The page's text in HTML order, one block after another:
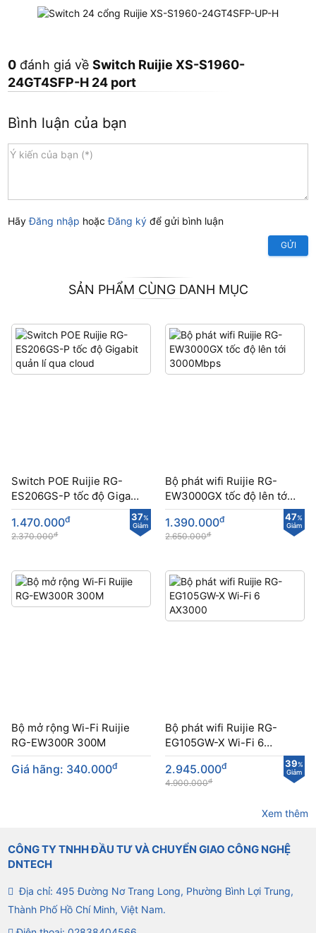
0 đánh giá vềSwitch Ruijie XS-S1960-
24GT4SFP-H 24 port
Bình luận của bạn
HãyĐăng nhập hoặcĐăng ký để gửi bình luận
GỬI
SẢN PHẨM CÙNG DANH MỤC
Switch POE Ruijie RG-
ES206GS-P tốc độ Gigabit
quản lí qua cloud
37%
Giảm
1.470.000đ
2.370.000đ
Bộ phát wifi Ruijie RG-
EW3000GX tốc độ lên tới
3000Mbps
47%
Giảm
1.390.000đ
2.650.000đ
Bộ mở rộng Wi-Fi Ruijie
RG-EW300R 300M
Giá hãng: 340.000đ
Bộ phát wifi Ruijie RG-
EG105GW-X Wi-Fi 6
AX3000
39%
Giảm
2.945.000đ
4.900.000đ
Xem thêm
CÔNG TY TNHH ĐẦU TƯ VÀ CHUYỂN GIAO CÔNG NGHỆ
DNTECH
Địa chỉ: 495 Đường Nơ Trang Long, Phường Bình Lợi Trung,
Thành Phố Hồ Chí Minh, Việt Nam.